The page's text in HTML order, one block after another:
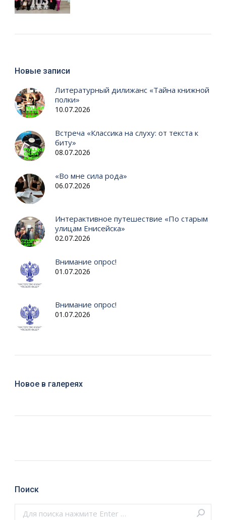
Новые записи
Литературный дилижанс «Тайна книжной
полки»
10.07.2026
Встреча «Классика на слуху: от текста к
биту»
08.07.2026
«Во мне сила рода»
06.07.2026
Интерактивное путешествие «По старым
улицам Енисейска»
02.07.2026
Внимание опрос!
01.07.2026
Внимание опрос!
01.07.2026
Новое в галереях
Поиск